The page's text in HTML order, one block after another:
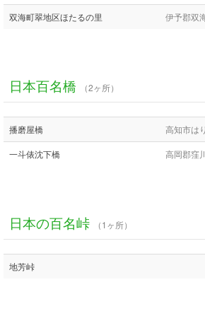
双海町翠地区ほたるの里 伊予郡双
日本百名橋 （2ヶ所）
播磨屋橋 高知市は
一斗俵沈下橋 高岡郡窪
日本の百名峠 （1ヶ所）
地芳峠